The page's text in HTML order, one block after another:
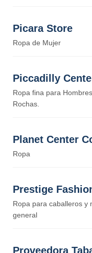
Picara Store
Ropa de Mujer
Piccadilly
Ropa fina para
Rochas.
Planet Center
Ropa
Prestige
Ropa para caballeros y
general
Proveedora